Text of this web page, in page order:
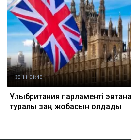
30.11 01:40
Ұлыбритания парламенті
туралы заң жобасын қолдады